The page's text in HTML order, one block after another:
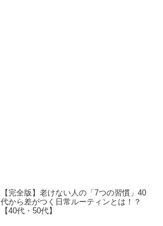
【完全版】老けない人の「7つの習慣」40
代から差がつく日常ルーティンとは！？
【40代・50代】